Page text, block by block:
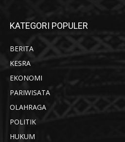
KATEGORI POPULER
BERITA
KESRA
EKONOMI
PARIWISATA
OLAHRAGA
POLITIK
HUKUM